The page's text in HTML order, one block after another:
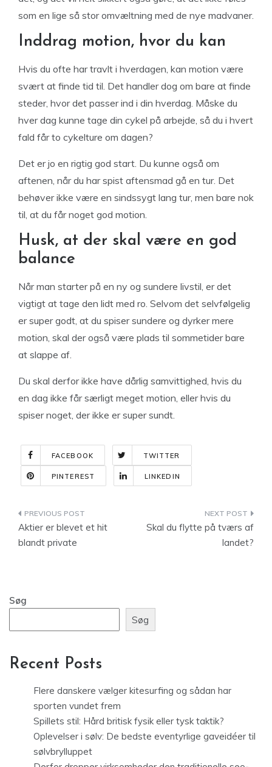
som en lige så stor omvæltning med de nye madvaner.
Inddrag motion, hvor du kan
Hvis du ofte har travlt i hverdagen, kan motion være
svært at finde tid til. Det handler dog om bare at finde
steder, hvor det passer ind i din hverdag. Måske du
hver dag kunne tage din cykel på arbejde, så du i hvert
fald får to cykelture om dagen?
Det er jo en rigtig god start. Du kunne også om
aftenen, når du har spist aftensmad gå en tur. Det
behøver ikke være en sindssygt lang tur, men bare nok
til, at du får noget god motion.
Husk, at der skal være en god
balance
Når man starter på en ny og sundere livstil, er det
vigtigt at tage den lidt med ro. Selvom det selvfølgelig
er super godt, at du spiser sundere og dyrker mere
motion, skal der også være plads til sommetider bare
at slappe af.
Du skal derfor ikke have dårlig samvittighed, hvis du
en dag ikke får særligt meget motion, eller hvis du
spiser noget, der ikke er super sundt.
FACEBOOK TWITTER
PINTEREST LINKEDIN
Indlægsnavigation
Aktier er blevet et hit
blandt private
Skal du flytte på tværs af
landet?
Søg
Søg
Recent Posts
Flere danskere vælger kitesurfing og sådan har
sporten vundet frem
Spillets stil: Hård britisk fysik eller tysk taktik?
Oplevelser i sølv: De bedste eventyrlige gaveidéer til
sølvbrylluppet